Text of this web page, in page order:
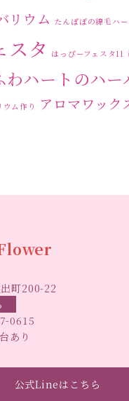
リウム
たんぽぽの綿毛ハ
スタ
はっぴーフェスタ11
わハートのハー
ム作り
アロマワック
ン
イドライト
ーバリウム
手作りクリスマスリース
町200-22
0615
あり
公式Lineはこちら